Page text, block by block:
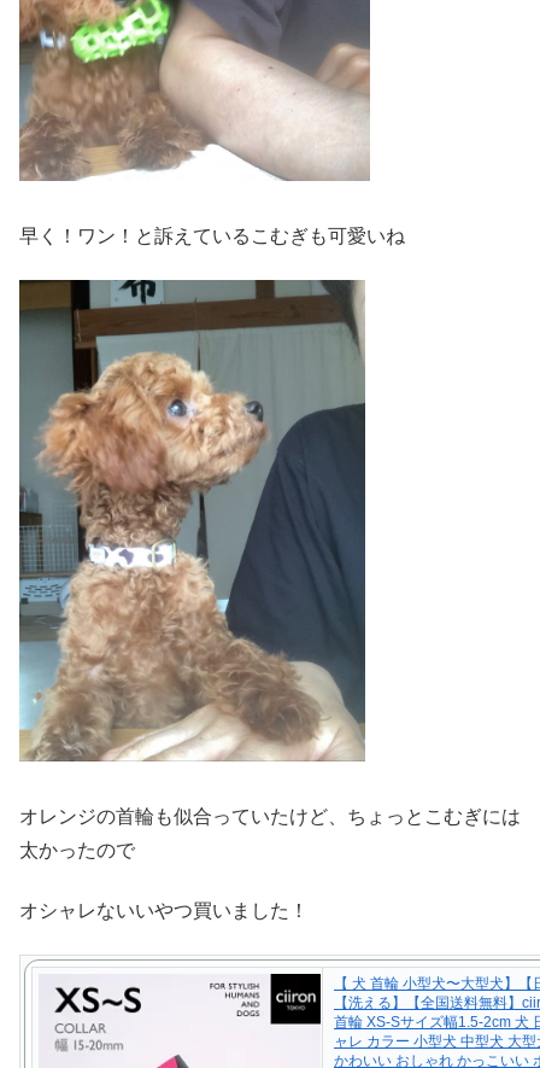
早く！ワン！と訴えているこむぎも可愛いね
オレンジの首輪も似合っていたけど、ちょっとこむぎには
太かったので
オシャレないいやつ買いました！
【 犬 首輪 小型犬〜大型犬】【
【洗える】【全国送料無料】
首輪 XS-Sサイズ幅1.5-2cm 犬
ャレ カラー 小型犬 中型犬 大
かわいい おしゃれ かっこいい